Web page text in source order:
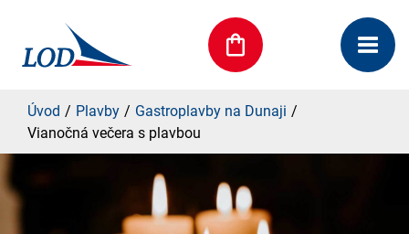
Úvod Plavby
Gastroplavby na Dunaji
Vianočná večera s plavbou